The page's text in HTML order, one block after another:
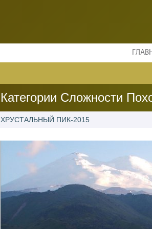
Категории Сложности
ХРУСТАЛЬНЫЙ ПИК-2015